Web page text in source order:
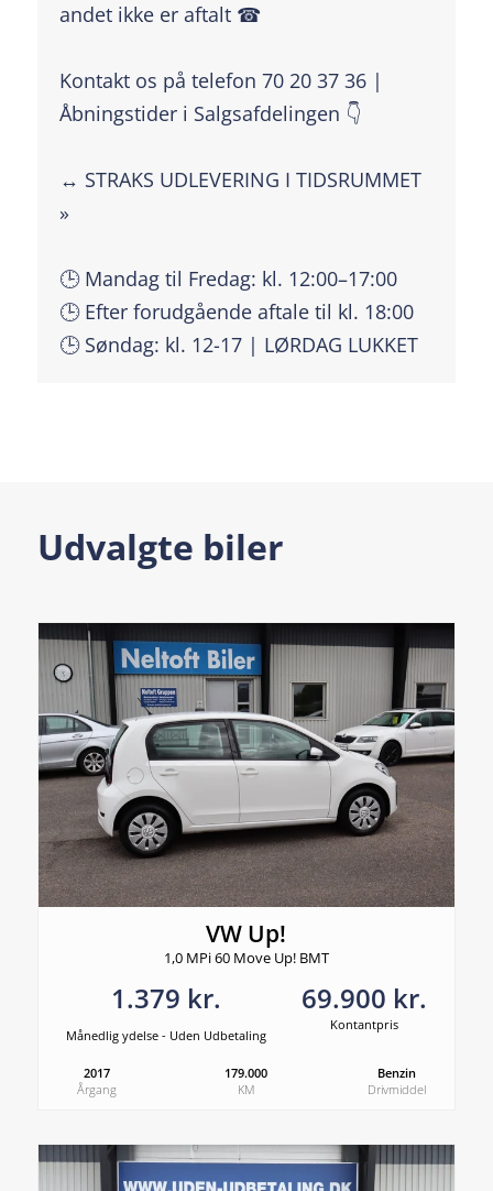
andet ikke er aftalt ☎
Kontakt os på telefon 70 20 37 36 |
Åbningstider i Salgsafdelingen 👇
↔️ STRAKS UDLEVERING I TIDSRUMMET
»
🕒 Mandag til Fredag: kl. 12:00–17:00
🕒 Efter forudgående aftale til kl. 18:00
🕒 Søndag: kl. 12-17 | LØRDAG LUKKET
Udvalgte biler
VW Up!
1,0 MPi 60 Move Up! BMT
1.379 kr.
Månedlig ydelse - Uden Udbetaling
69.900 kr.
Kontantpris
2017
Årgang
179.000
KM
Benzin
Drivmiddel